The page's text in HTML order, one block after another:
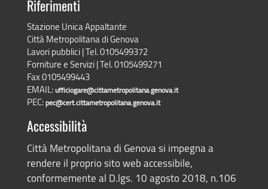
Riferimenti
Stazione Unica Appaltante
Città Metropolitana di Genova
Lavori pubblici | Tel. 0105499372
Forniture e Servizi | Tel. 0105499271
Fax 0105499443
EMAIL:ufficiogare@cittametropolitana.genova.it
PEC:pec@cert.cittametropolitana.genova.it
Accessibilità
Città Metropolitana di Genova si impegna a
rendere il proprio sito web accessibile,
conformemente al D.lgs. 10 agosto 2018, n.106